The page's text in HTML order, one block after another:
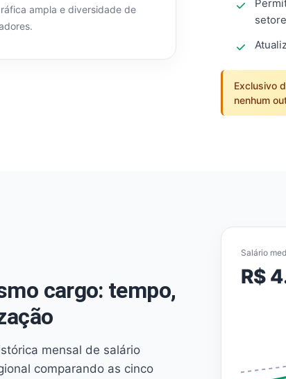
Exclusivo
nenhum
ampla e diversidade de
cargo: tempo,
mensal de salário
comparando as cinco
Salário
R$